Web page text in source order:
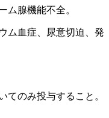
腺機能不全。
ム血症、尿意切迫、発
のみ投与すること。